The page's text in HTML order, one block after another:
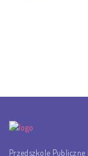
Przedszkole Publiczne